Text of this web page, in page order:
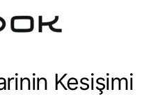
Kesişimi